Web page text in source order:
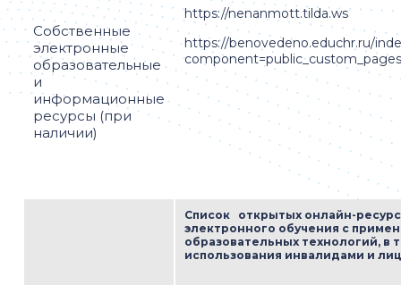
Собственные
электронные
образовательные
и
информационные
ресурсы (при
наличии)
https://nenanmott.tilda.ws
https://benovedeno.educhr.ru/
Список открытых онлайн-
электронного обучения с
образовательных технологий, в
использования инвалидами и